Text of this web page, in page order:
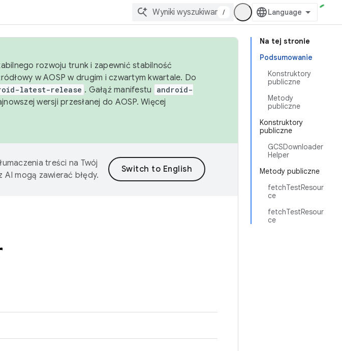
/
Na tej stronie
Podsumowanie
Konstruktory
publiczne
Metody
publiczne
Konstruktory
publiczne
GCSDownloader
Helper
Metody publiczne
fetchTestResour
ce
fetchTestResour
ce
rozwoju trunk i zapewnić stabilność
w AOSP w drugim i czwartym kwartale. Do
latest-release . Gałąź manifestu
android-
wersji przesłanej do AOSP. Więcej
treści na Twój
mogą zawierać błędy.